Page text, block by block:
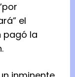
el
pagó la